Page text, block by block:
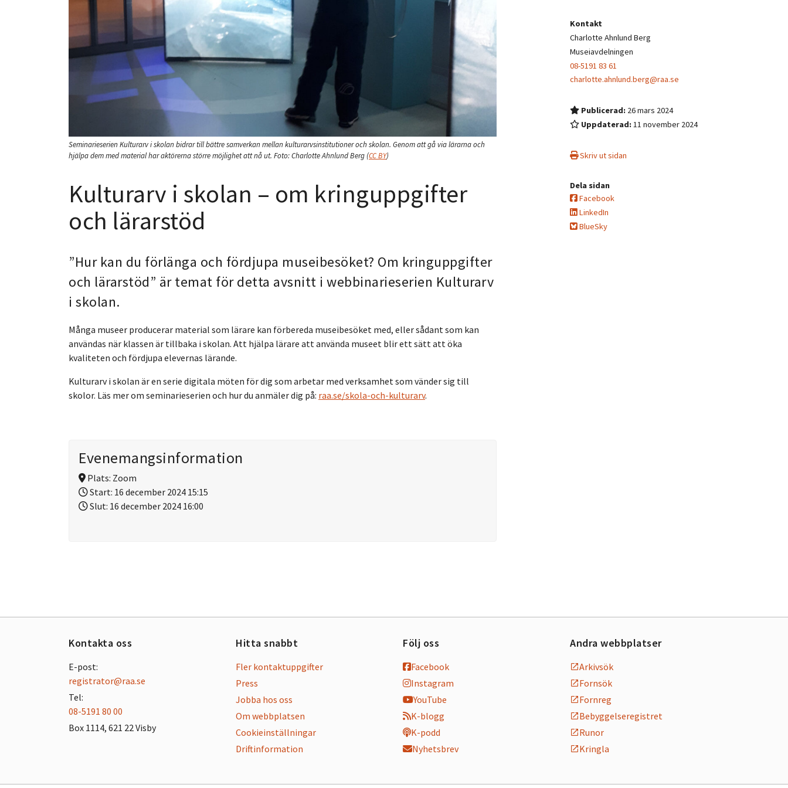
Seminarieserien Kulturarv i skolan bidrar till bättre samverkan mellan kulturarvsinstitutioner och skolan. Genom att gå via lärarna och
hjälpa dem med material har aktörerna större möjlighet att nå ut. Foto:Charlotte Ahnlund Berg(CC BY)
Kulturarv i skolan – om kringuppgifter
och lärarstöd
”Hur kan du förlänga och fördjupa museibesöket? Om kringuppgifter
och lärarstöd” är temat för detta avsnitt i webbinarieserien Kulturarv
i skolan.
Många museer producerar material som lärare kan förbereda museibesöket med, eller sådant som kan
användas när klassen är tillbaka i skolan. Att hjälpa lärare att använda museet blir ett sätt att öka
kvaliteten och fördjupa elevernas lärande.
Kulturarv i skolan är en serie digitala möten för dig som arbetar med verksamhet som vänder sig till
skolor. Läs mer om seminarieserien och hur du anmäler dig på: raa.se/skola-och-kulturarv.
Evenemangsinformation
Plats: Zoom
Start: 16 december 2024 15:15
Slut: 16 december 2024 16:00
Kontakt
Charlotte Ahnlund Berg
Museiavdelningen
08-5191 83 61
charlotte.ahnlund.berg@raa.se
Publicerad: 26 mars 2024
Uppdaterad:11 november 2024
Skriv ut sidan
Dela sidan
Facebook
LinkedIn
BlueSky
Kontakta oss
E-post:
registrator@raa.se
Tel:
08-5191 80 00
Box 1114, 621 22 Visby
Hitta snabbt
Fler kontaktuppgifter
Press
Jobba hos oss
Om webbplatsen
Cookieinställningar
Driftinformation
Följ oss
Facebook
Instagram
YouTube
K-blogg
K-podd
Nyhetsbrev
Andra webbplatser
Arkivsök
Fornsök
Fornreg
Bebyggelseregistret
Runor
Kringla